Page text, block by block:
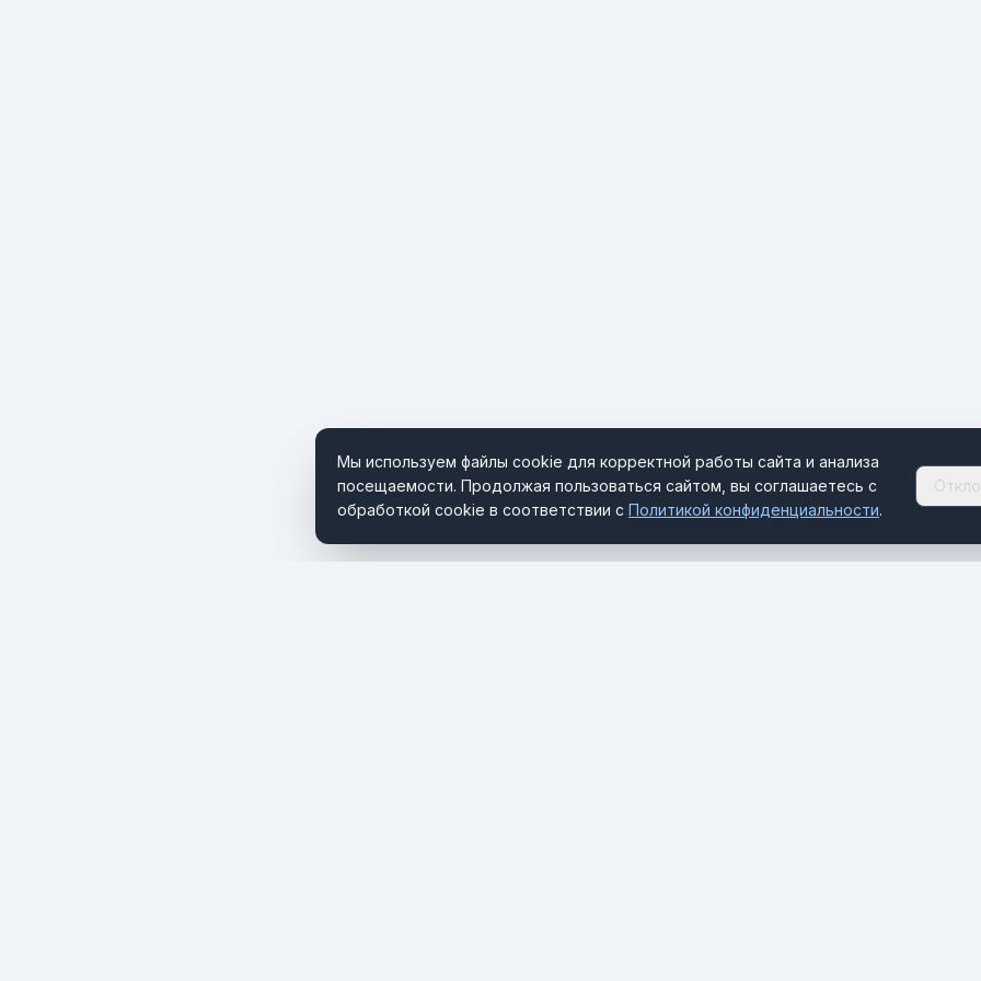
Мы используем файлы cookie для корректной работы сайта и анализа
посещаемости. Продолжая пользоваться сайтом, вы соглашаетесь с
обработкой cookie в соответствии с Политикой конфиденциальности.